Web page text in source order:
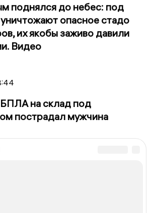
поднялся до небес: под
опасное стадо
их якобы заживо давили
Видео
на склад под
пострадал мужчина